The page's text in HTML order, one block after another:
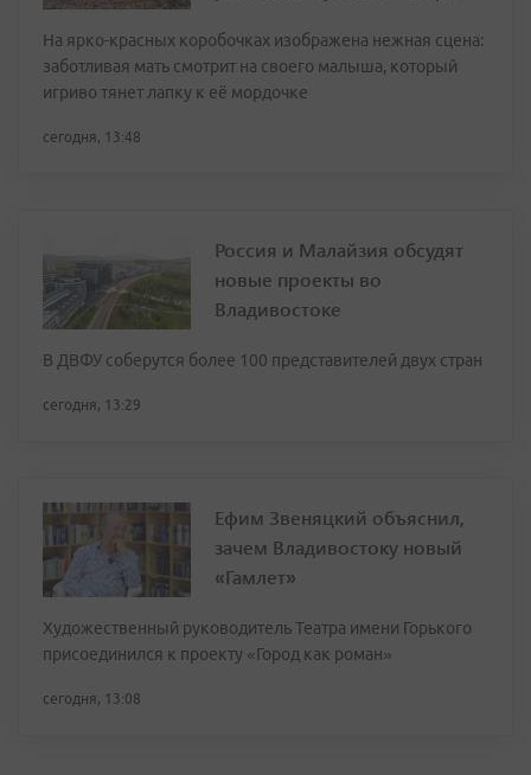
На ярко-красных коробочках изображена нежная сцена:
заботливая мать смотрит на своего малыша, который
игриво тянет лапку к её мордочке
сегодня, 13:48
Россия и Малайзия обсудят
новые проекты во
Владивостоке
В ДВФУ соберутся более 100 представителей двух стран
сегодня, 13:29
Ефим Звеняцкий объяснил,
зачем Владивостоку новый
«Гамлет»
Художественный руководитель Театра имени Горького
присоединился к проекту «Город как роман»
сегодня, 13:08